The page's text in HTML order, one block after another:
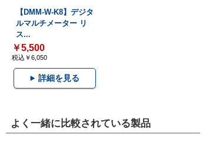
【DMM-W-K8】デジタ
ルマルチメーター リ
ス...
￥5,500
税込￥6,050
詳細を見る
よく一緒に比較されている製品